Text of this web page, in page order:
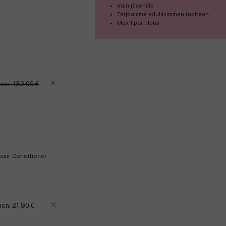
Näistä syistä rakastat sitä:
Vain jäsenille
Tarjoamme edullisimman tuotteen.
Max 1 per tilaus.
130,00 €
Conditioner
21,90 €